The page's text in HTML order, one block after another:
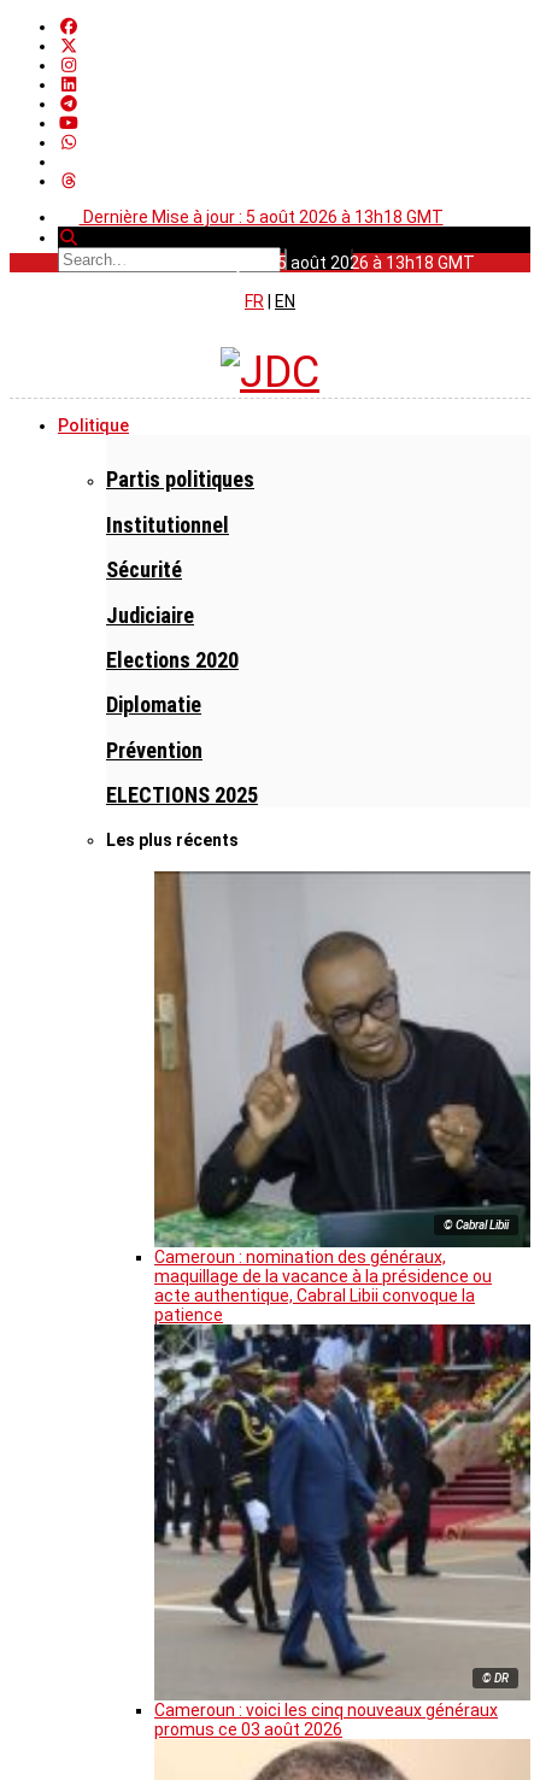
Dernière Mise à jour : 5 août 2026 à 13h18 GMT
Dernière Mise à jour : 5 août 2026 à 13h18 GMT
FR
EN
Politique
Partis politiques
Institutionnel
Sécurité
Judiciaire
Elections 2020
Diplomatie
Prévention
ELECTIONS 2025
Les plus récents
© Cabral Libii
Cameroun : nomination des généraux,
maquillage de la vacance à la présidence ou
acte authentique, Cabral Libii convoque la
patience
© DR
Cameroun : voici les cinq nouveaux généraux
promus ce 03 août 2026